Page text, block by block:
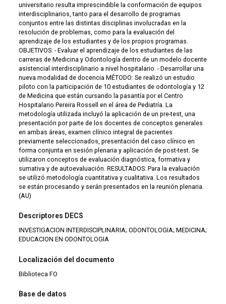
universitario resulta imprescindible la conformación de equipos
interdisciplinarios, tanto para el desarrollo de programas
conjuntos entre las distintas disciplinas involucradas en la
resolución de problemas, como para la evaluación del
aprendizaje de los estudiantes y de los propios programas.
OBJETIVOS: - Evaluar el aprendizaje de los estudiantes de las
carreras de Medicina y Odontología dentro de un modelo docente
asistencial interdisciplinario a nivel hospitalario. - Desarrollar una
nueva modalidad de docencia MÉTODO: Se realizó un estudio
piloto con la participación de 10 estudiantes de odontología y 12
de Medicina que están cursando la pasantía por el Centro
Hospitalario Pereira Rossell en el área de Pediatría. La
metodología utilizada incluyó la aplicación de un pre-test, una
presentación por parte de los docentes de conceptos generales
en ambas áreas, examen clínico integral de pacientes
previamente seleccionados, presentación del caso clínico en
forma conjunta en sesión plenaria y aplicación de post-test. Se
utilizaron conceptos de evaluación diagnóstica, formativa y
sumativa y de autoevaluación. RESULTADOS: Para la evaluación
se utilizó metodología cuantitativa y cualitativa. Los resultados
se están procesando y serán presentados en la reunión plenaria.
(AU)
Descriptores DECS
INVESTIGACION INTERDISCIPLINARIA; ODONTOLOGIA; MEDICINA;
EDUCACION EN ODONTOLOGIA
Localización del documento
Biblioteca FO
Base de datos